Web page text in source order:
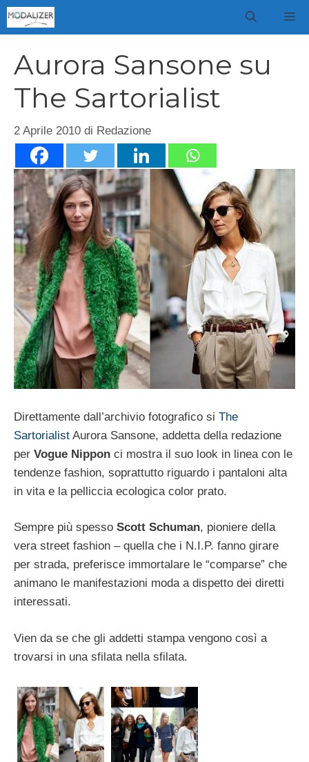
Vai
al
Aurora Sansone su
The Sartorialist
2 Aprile 2010 di Redazione
Direttamente dall’archivio fotografico si The
Sartorialist Aurora Sansone, addetta della redazione
per Vogue Nippon ci mostra il suo look in linea con le
tendenze fashion, soprattutto riguardo i pantaloni alta
in vita e la pelliccia ecologica color prato.
Sempre più spesso Scott Schuman, pioniere della
vera street fashion – quella che i N.I.P. fanno girare
per strada, preferisce immortalare le “comparse” che
animano le manifestazioni moda a dispetto dei diretti
interessati.
Vien da se che gli addetti stampa vengono così a
trovarsi in una sfilata nella sfilata.